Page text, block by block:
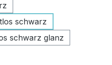
schwarz
schwarz glanz